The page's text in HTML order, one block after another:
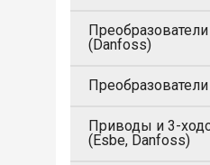
(Danfoss)
Приводы и 3-
(Esbe, Danfoss)